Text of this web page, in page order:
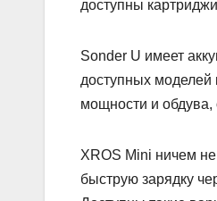
доступны
Sonder U имеет
доступных моделей
мощности и обдува,
XROS Mini ничем
быструю зарядку